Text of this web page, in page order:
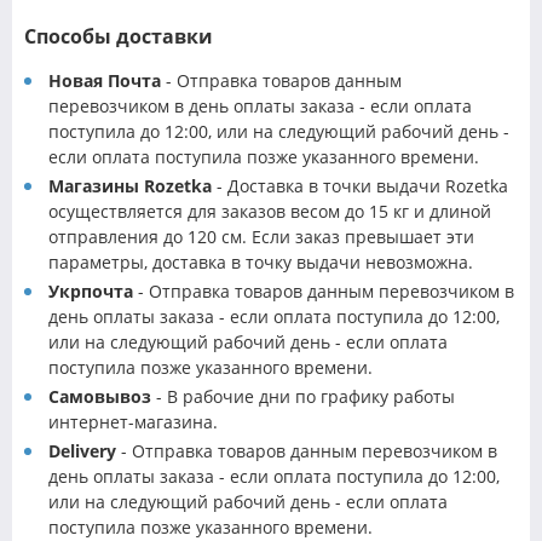
Способы доставки
Новая Почта - Отправка товаров данным
перевозчиком в день оплаты заказа - если оплата
поступила до 12:00, или на следующий рабочий день -
если оплата поступила позже указанного времени.
Магазины Rozetka - Доставка в точки выдачи Rozetka
осуществляется для заказов весом до 15 кг и длиной
отправления до 120 см. Если заказ превышает эти
параметры, доставка в точку выдачи невозможна.
Укрпочта - Отправка товаров данным перевозчиком в
день оплаты заказа - если оплата поступила до 12:00,
или на следующий рабочий день - если оплата
поступила позже указанного времени.
Самовывоз - В рабочие дни по графику работы
интернет-магазина.
Delivery - Отправка товаров данным перевозчиком в
день оплаты заказа - если оплата поступила до 12:00,
или на следующий рабочий день - если оплата
поступила позже указанного времени.